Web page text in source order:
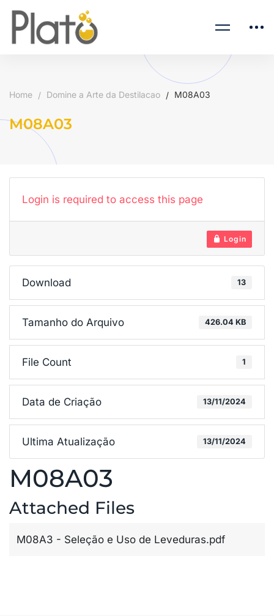
Home Domine a Arte da Destilacao M08A03
M08A03
Login is required to access this page
Login
Download 13
Tamanho do Arquivo 426.04 KB
File Count 1
Data de Criação 13/11/2024
Ultima Atualização 13/11/2024
M08A03
Attached Files
M08A3 - Seleção e Uso de Leveduras.pdf